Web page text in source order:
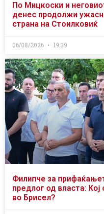
По Мицкоски и
денес продолжи
страна на Стоилковиќ
06/08/2026 19:39
Филипче за
предлог од власта: Кој
во Брисел?